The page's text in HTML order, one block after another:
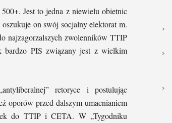
Jest to jedna z niewielu obietnic
on swój socjalny elektorat m.
najzagorzalszych zwolenników TTIP
bardzo PIS związany jest z wielkim
retoryce i postulując
oporów przed dalszym umacnianiem
do TTIP i CETA. W „Tygodniku